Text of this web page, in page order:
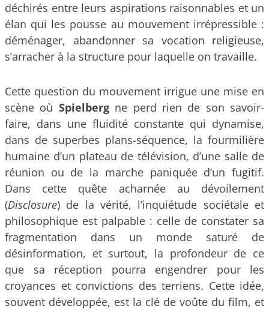
déchirés entre leurs aspirations raisonnables et un
élan qui les pousse au mouvement irrépressible :
déménager, abandonner sa vocation religieuse,
s’arracher à la structure pour laquelle on travaille.
Cette question du mouvement irrigue une mise en
scène où Spielbergne perd rien de son savoir-
faire, dans une fluidité constante qui dynamise,
dans de superbes plans-séquence, la fourmilière
humaine d’un plateau de télévision, d’une salle de
réunion ou de la marche paniquée d’un fugitif.
Dans cette quête acharnée au dévoilement
(Disclosure) de la vérité, l’inquiétude sociétale et
philosophique est palpable : celle de constater sa
fragmentation dans un monde saturé de
désinformation, et surtout, la profondeur de ce
que sa réception pourra engendrer pour les
croyances et convictions des terriens. Cette idée,
souvent développée, est la clé de voûte du film, et